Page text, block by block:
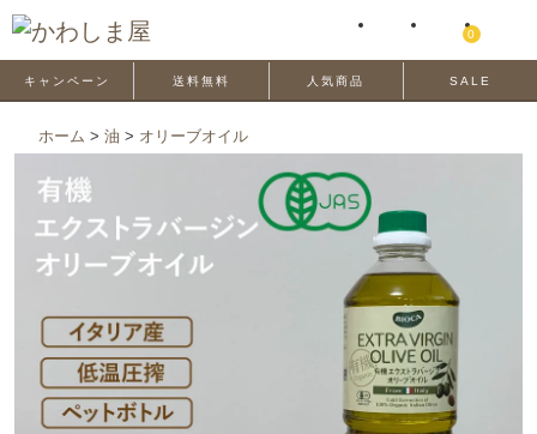
0
キャンペーン 送料無料 人気商品 SALE
ホーム > 油 > オリーブオイル